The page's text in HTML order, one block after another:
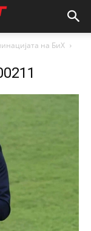
на БиХ